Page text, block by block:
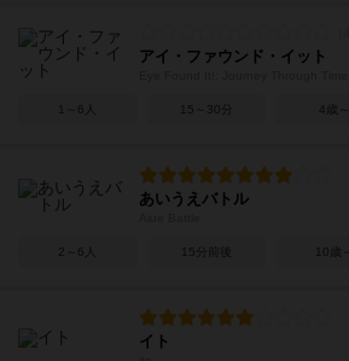
アイ・ファウンド・イット
1～6人 15～30分 4歳～
あいうえバトル
2～6人 15分前後 10歳～
イト